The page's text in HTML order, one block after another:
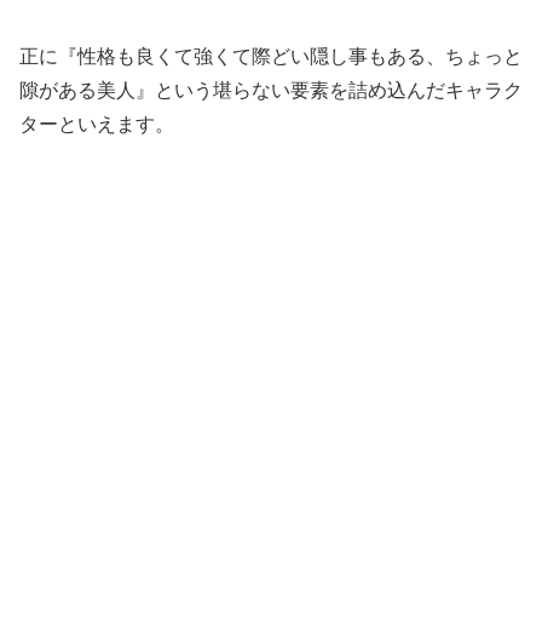
正に『性格も良くて強くて際どい隠し事もある、ちょっと
隙がある美人』という堪らない要素を詰め込んだキャラク
ターといえます。